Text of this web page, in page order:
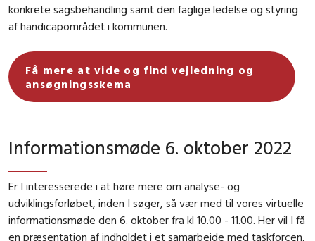
konkrete sagsbehandling samt den faglige ledelse og styring
af handicapområdet i kommunen.
Få mere at vide og find vejledning og
ansøgningsskema
Informationsmøde 6. oktober 2022
Er I interesserede i at høre mere om analyse- og
udviklingsforløbet, inden I søger, så vær med til vores virtuelle
informationsmøde den 6. oktober fra kl 10.00 - 11.00. Her vil I få
en præsentation af indholdet i et samarbejde med taskforcen,